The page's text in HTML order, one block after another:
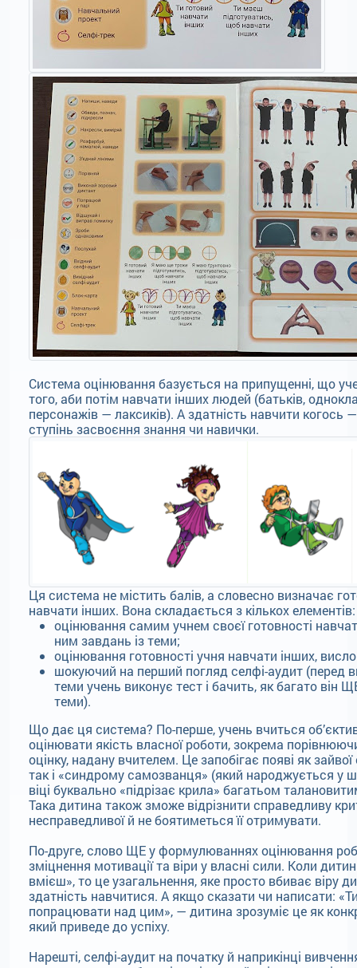
Система оцінювання базується на припущенні, що
того, аби потім навчати інших людей (батьків,
персонажів — лаксиків). А здатність навчити когось
ступінь засвоєння знання чи навички.
Ця система не містить балів, а словесно визначає
навчати інших. Вона складається з кількох елементів:
оцінювання самим учнем своєї готовності
ним завдань із теми;
оцінювання готовності учня навчати інших,
шокуючий на перший погляд селфі-аудит (перед
теми учень виконує тест і бачить, як багато він
теми).
Що дає ця система? По-перше, учень вчиться
оцінювати якість власної роботи, зокрема
оцінку, надану вчителем. Це запобігає появі як
так і «синдрому самозванця» (який народжується у
віці буквально «підрізає крила» багатьом
Така дитина також зможе відрізнити справедливу
несправедливої й не боятиметься її отримувати.
По-друге, слово ЩЕ у формулюваннях оцінювання
зміцнення мотивації та віри у власні сили. Коли
вмієш», то це узагальнення, яке просто вбиває віру
здатність навчитися. А якщо сказати чи написати:
попрацювати над цим», — дитина зрозуміє це як
який приведе до успіху.
Нарешті, селфі-аудит на початку й наприкінці